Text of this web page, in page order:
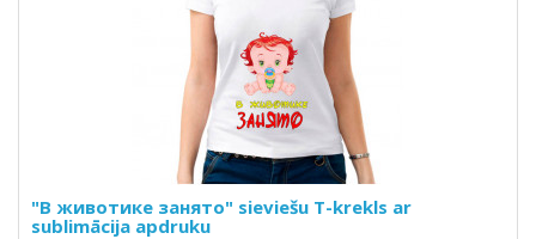
"В животике занято" sieviešu T-krekls ar
sublimācija apdruku